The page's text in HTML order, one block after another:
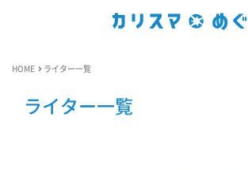
HOME ライター一覧
ライター一覧